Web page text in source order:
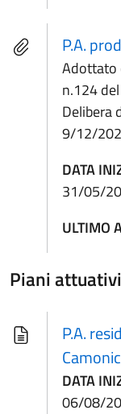
P.A.
Adottato
n.124
Delibera
9/12/
DATA
31/05/
ULTIMO
Piani
P.A.
DATA
06/08/